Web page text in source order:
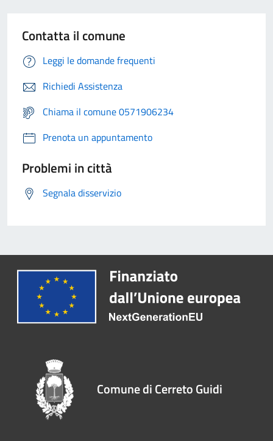
Contatta il comune
Leggi le domande frequenti
Richiedi Assistenza
Chiama il comune 0571906234
Prenota un appuntamento
Problemi in città
Segnala disservizio
Comune di Cerreto Guidi